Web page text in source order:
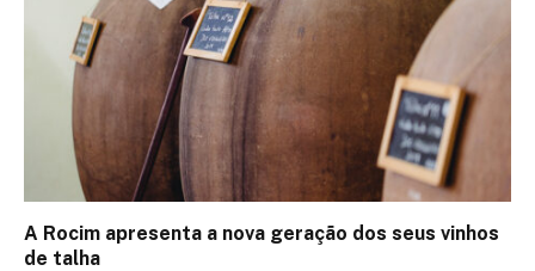
A Rocim apresenta a nova geração dos seus vinhos
de talha